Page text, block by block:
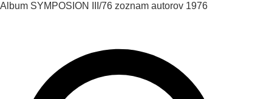
Album SYMPOSION III/76 zoznam autorov 1976